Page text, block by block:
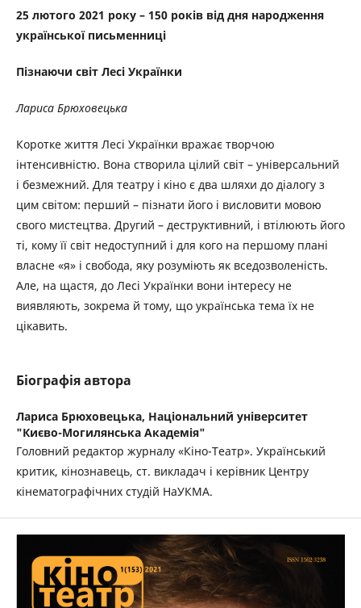
25 лютого 2021 року – 150 років від дня народження
української письменниці
Пізнаючи світ Лесі Українки
Лариса Брюховецька
Коротке життя Лесі Українки вражає творчою
інтенсивністю. Вона створила цілий світ – універсальний
і безмежний. Для театру і кіно є два шляхи до діалогу з
цим світом: перший – пізнати його і висловити мовою
свого мистецтва. Другий – деструктивний, і втілюють його
ті, кому її світ недоступний і для кого на першому плані
власне «я» і свобода, яку розуміють як вседозволеність.
Але, на щастя, до Лесі Українки вони інтересу не
виявляють, зокрема й тому, що українська тема їх не
цікавить.
Біографія автора
Лариса Брюховецька, Національний університет
"Києво-Могилянська Академія"
Головний редактор журналу «Кіно-Театр». Український
критик, кінознавець, ст. викладач і керівник Центру
кінематографічних студій НаУКМА.